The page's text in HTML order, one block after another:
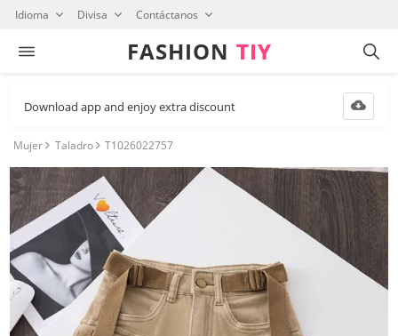
Idioma Divisa Contáctanos
FASHION⁠ TIY
Download app and enjoy extra discount
Mujer Taladro T1026022757